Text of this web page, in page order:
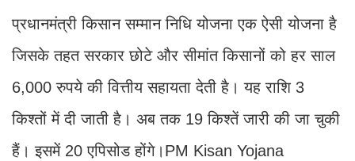
प्रधानमंत्री किसान सम्मान निधि योजना एक ऐसी योजना है
जिसके तहत सरकार छोटे और सीमांत किसानों को हर साल
6,000 रुपये की वित्तीय सहायता देती है। यह राशि 3
किश्तों में दी जाती है। अब तक 19 किश्तें जारी की जा चुकी
हैं। इसमें 20 एपिसोड होंगे।PM Kisan Yojana